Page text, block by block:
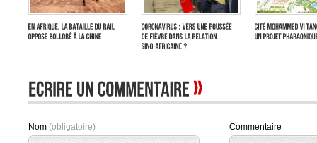
Nom (obligatoire) Commentaire